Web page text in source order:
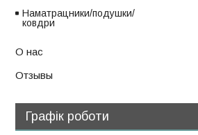
Наматрацники/подушки/
ковдри
О нас
Отзывы
Графік роботи